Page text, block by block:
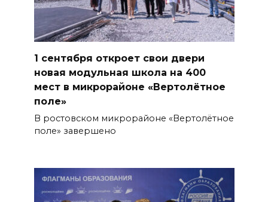
1 сентября откроет свои двери
новая модульная школа на 400
мест в микрорайоне «Вертолётное
поле»
В ростовском микрорайоне «Вертолётное
поле» завершено